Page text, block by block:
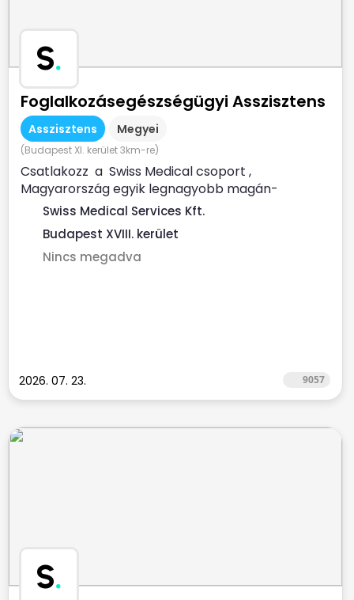
S.
Foglalkozásegészségügyi Asszisztens
Asszisztens Megyei
(Budapest XI. kerület 3km-re)
Csatlakozz a Swiss Medical csoport ,
Magyarország egyik legnagyobb magán-
egészségügyi szolgáltatójához ...
Swiss Medical Services Kft.
Budapest XVIII. kerület
Nincs megadva
2026. 07. 23. 9057
S.